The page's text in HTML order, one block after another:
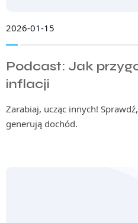
2026-01-15
Podcast: Jak
inflacji
Zarabiaj, ucząc innych!
generują dochód.